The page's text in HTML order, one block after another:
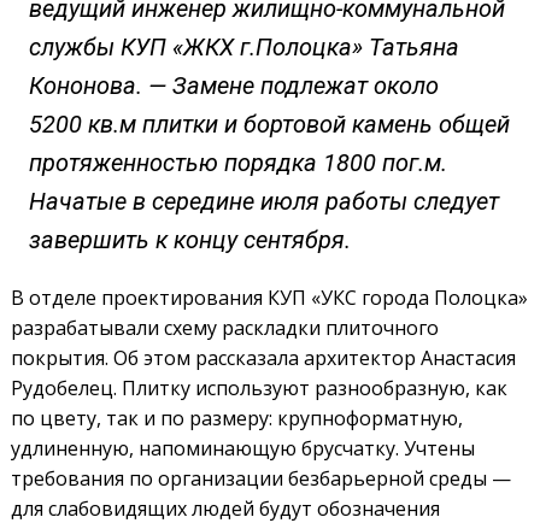
ведущий инженер жилищно-коммунальной
службы КУП «ЖКХ г.Полоцка» Татьяна
Кононова. — Замене подлежат около
5200 кв.м плитки и бортовой камень общей
протяженностью порядка 1800 пог.м.
Начатые в середине июля работы следует
завершить к концу сентября.
В отделе проектирования КУП «УКС города Полоцка»
разрабатывали схему раскладки плиточного
покрытия. Об этом рассказала архитектор Анастасия
Рудобелец. Плитку используют разнообразную, как
по цвету, так и по размеру: крупноформатную,
удлиненную, напоминающую брусчатку. Учтены
требования по организации безбарьерной среды —
для слабовидящих людей будут обозначения